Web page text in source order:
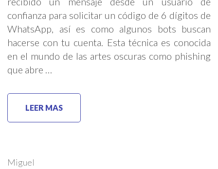
confianza para solicitar un código de 6 dígitos de
WhatsApp, así es como algunos bots buscan
hacerse con tu cuenta. Esta técnica es conocida
en el mundo de las artes oscuras como phishing
que abre …
LEER MAS
Miguel